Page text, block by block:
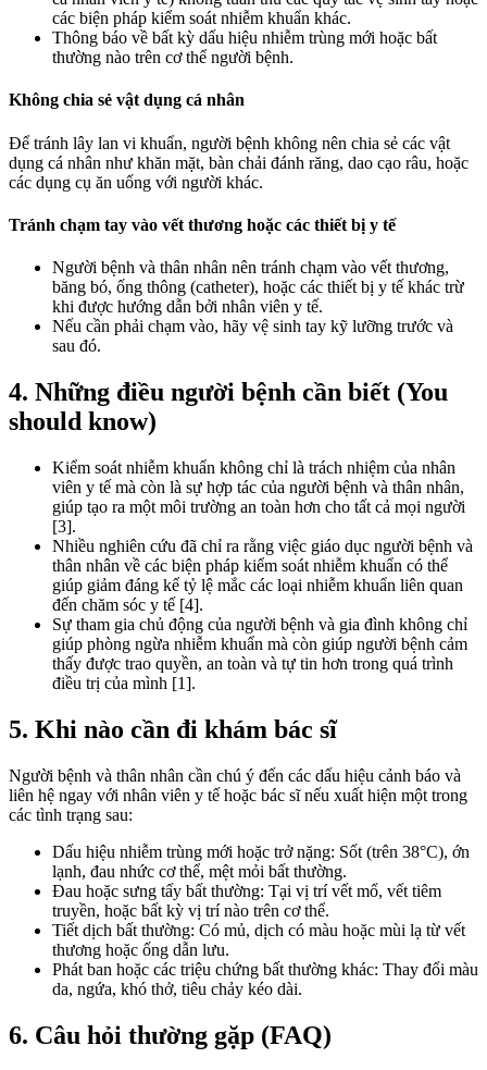
các biện pháp kiểm soát nhiễm khuẩn khác.
Thông báo về bất kỳ dấu hiệu nhiễm trùng mới hoặc bất
thường nào trên cơ thể người bệnh.
Không chia sẻ vật dụng cá nhân
Để tránh lây lan vi khuẩn, người bệnh không nên chia sẻ các vật
dụng cá nhân như khăn mặt, bàn chải đánh răng, dao cạo râu, hoặc
các dụng cụ ăn uống với người khác.
Tránh chạm tay vào vết thương hoặc các thiết bị y tế
Người bệnh và thân nhân nên tránh chạm vào vết thương,
băng bó, ống thông (catheter), hoặc các thiết bị y tế khác trừ
khi được hướng dẫn bởi nhân viên y tế.
Nếu cần phải chạm vào, hãy vệ sinh tay kỹ lưỡng trước và
sau đó.
4. Những điều người bệnh cần biết (You
should know)
Kiểm soát nhiễm khuẩn không chỉ là trách nhiệm của nhân
viên y tế mà còn là sự hợp tác của người bệnh và thân nhân,
giúp tạo ra một môi trường an toàn hơn cho tất cả mọi người
[3].
Nhiều nghiên cứu đã chỉ ra rằng việc giáo dục người bệnh và
thân nhân về các biện pháp kiểm soát nhiễm khuẩn có thể
giúp giảm đáng kể tỷ lệ mắc các loại nhiễm khuẩn liên quan
đến chăm sóc y tế [4].
Sự tham gia chủ động của người bệnh và gia đình không chỉ
giúp phòng ngừa nhiễm khuẩn mà còn giúp người bệnh cảm
thấy được trao quyền, an toàn và tự tin hơn trong quá trình
điều trị của mình [1].
5. Khi nào cần đi khám bác sĩ
Người bệnh và thân nhân cần chú ý đến các dấu hiệu cảnh báo và
liên hệ ngay với nhân viên y tế hoặc bác sĩ nếu xuất hiện một trong
các tình trạng sau:
Dấu hiệu nhiễm trùng mới hoặc trở nặng: Sốt (trên 38°C), ớn
lạnh, đau nhức cơ thể, mệt mỏi bất thường.
Đau hoặc sưng tấy bất thường: Tại vị trí vết mổ, vết tiêm
truyền, hoặc bất kỳ vị trí nào trên cơ thể.
Tiết dịch bất thường: Có mủ, dịch có màu hoặc mùi lạ từ vết
thương hoặc ống dẫn lưu.
Phát ban hoặc các triệu chứng bất thường khác: Thay đổi màu
da, ngứa, khó thở, tiêu chảy kéo dài.
6. Câu hỏi thường gặp (FAQ)